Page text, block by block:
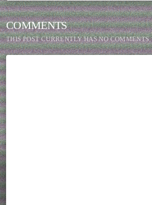
COMMENTS
THIS POST CURRENTLY HAS NO COMMENTS.